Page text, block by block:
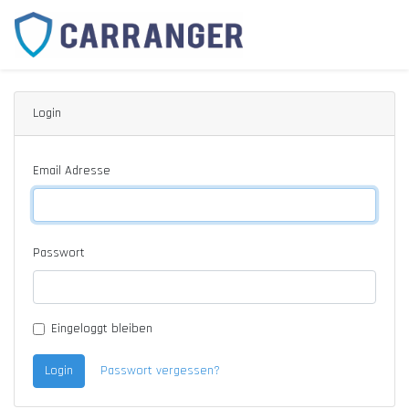
Login
Email Adresse
Passwort
Eingeloggt bleiben
Login Passwort vergessen?